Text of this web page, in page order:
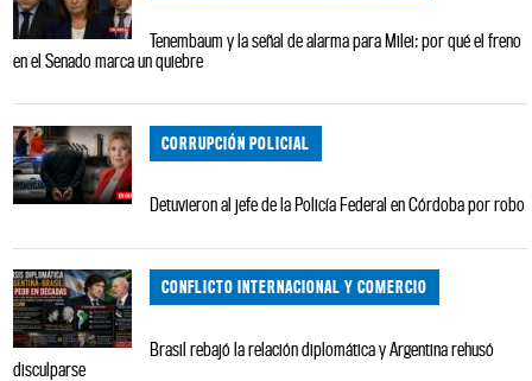
Tenembaum y la señal de alarma para Milei: por qué el freno
en el Senado marca un quiebre
CORRUPCIÓN POLICIAL
Detuvieron al jefe de la Policía Federal en Córdoba por robo
CONFLICTO INTERNACIONAL Y COMERCIO
Brasil rebajó la relación diplomática y Argentina rehusó
disculparse